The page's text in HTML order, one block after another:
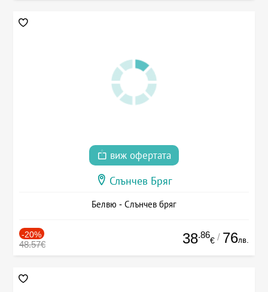
виж офертата
Слънчев Бряг
Белвю - Слънчев бряг
-20%
48.57€ 38.86
€ / 76лв.